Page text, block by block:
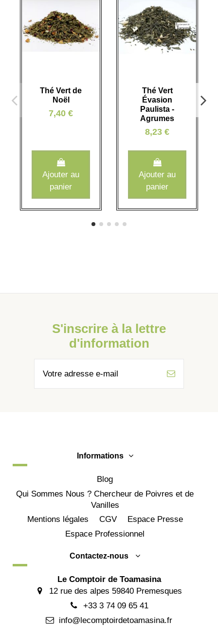
Thé Vert de
Noël
7,40 €
Ajouter au
panier
Thé Vert
Évasion
Paulista -
Agrumes
8,23 €
Ajouter au
panier
S'inscrire à la lettre
d'information
Informations
Blog
Qui Sommes Nous ? Chercheur de Poivres et de
Vanilles
Mentions légales
CGV
Espace Presse
Espace Professionnel
Contactez-nous
Le Comptoir de Toamasina
12 rue des alpes 59840 Premesques
+33 3 74 09 65 41
info@lecomptoirdetoamasina.fr